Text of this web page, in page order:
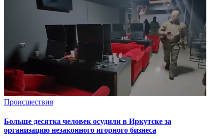
Происшествия
Больше десятка человек осудили в Иркутске за
организацию незаконного игорного бизнеса